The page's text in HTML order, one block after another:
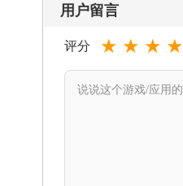
用户留言
评分 ★ ★ ★ ★